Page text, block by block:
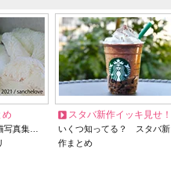
め
写真集…
スタバ新作イッキ見せ！
いくつ知ってる？ スタバ新
作まとめ